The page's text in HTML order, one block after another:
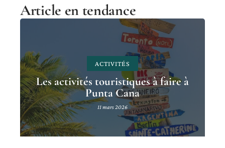
Article en tendance
ACTIVITÉS
Les activités touristiques à faire à
Punta Cana
11 mars 2026